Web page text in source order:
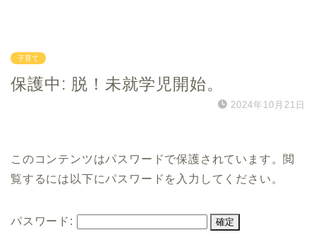
子育て
保護中: 脱！未就学児開始。
2024年10月21日
このコンテンツはパスワードで保護されています。閲
覧するには以下にパスワードを入力してください。
パスワード: